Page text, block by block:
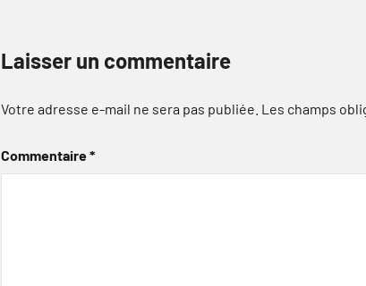
Laisser un commentaire
Votre adresse e-mail ne sera pas publiée. Les champs
Commentaire*